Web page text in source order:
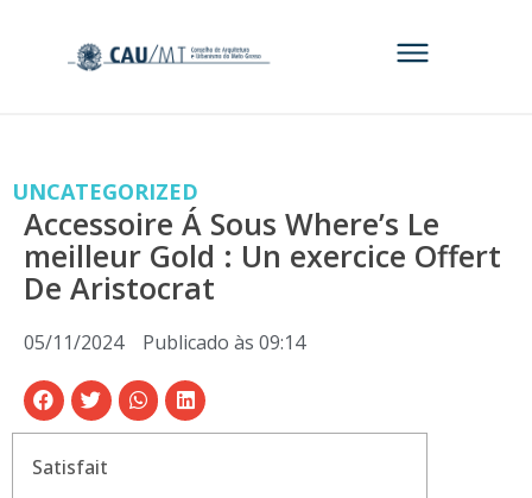
UNCATEGORIZED
Accessoire Á Sous Where’s Le
meilleur Gold : Un exercice Offert
De Aristocrat
05/11/2024 Publicado às 09:14
Satisfait